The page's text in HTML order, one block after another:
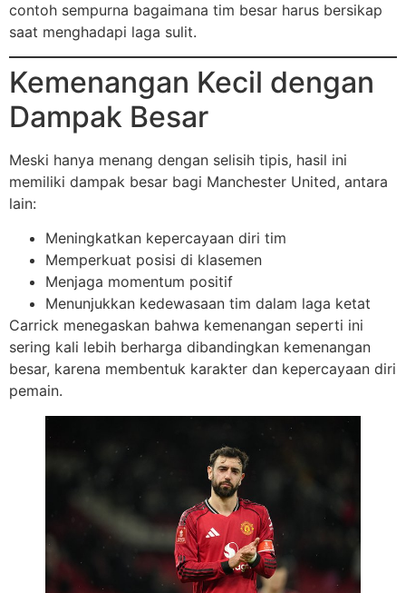
contoh sempurna bagaimana tim besar harus bersikap
saat menghadapi laga sulit.
Kemenangan Kecil dengan
Dampak Besar
Meski hanya menang dengan selisih tipis, hasil ini
memiliki dampak besar bagi Manchester United, antara
lain:
Meningkatkan kepercayaan diri tim
Memperkuat posisi di klasemen
Menjaga momentum positif
Menunjukkan kedewasaan tim dalam laga ketat
Carrick menegaskan bahwa kemenangan seperti ini
sering kali lebih berharga dibandingkan kemenangan
besar, karena membentuk karakter dan kepercayaan diri
pemain.